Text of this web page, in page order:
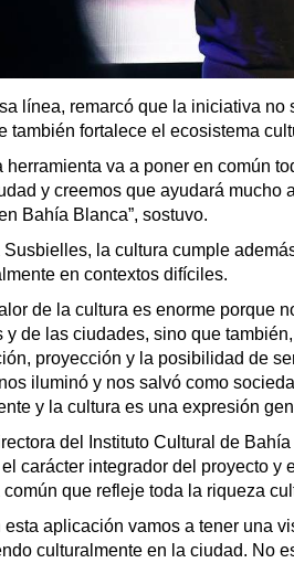
línea, remarcó que la iniciativa
también fortalece el ecosistema
herramienta va a poner en común
y creemos que ayudará mucho
Bahía Blanca”, sostuvo.
Susbielles, la cultura cumple
en contextos difíciles.
de la cultura es enorme porque
y de las ciudades, sino que
proyección y la posibilidad de
iluminó y nos salvó como
y la cultura es una expresión
del Instituto Cultural de
carácter integrador del proyecto y
que refleje toda la riqueza
esta aplicación vamos a tener una
culturalmente en la ciudad. No